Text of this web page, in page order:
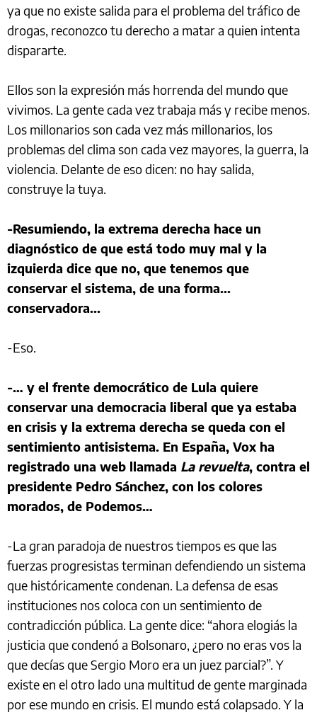
ya que no existe salida para el problema del tráfico de
drogas, reconozco tu derecho a matar a quien intenta
dispararte.
Ellos son la expresión más horrenda del mundo que
vivimos. La gente cada vez trabaja más y recibe menos.
Los millonarios son cada vez más millonarios, los
problemas del clima son cada vez mayores, la guerra, la
violencia. Delante de eso dicen: no hay salida,
construye la tuya.
-Resumiendo, la extrema derecha hace un
diagnóstico de que está todo muy mal y la
izquierda dice que no, que tenemos que
conservar el sistema, de una forma...
conservadora...
-Eso.
-… y el frente democrático de Lula quiere
conservar una democracia liberal que ya estaba
en crisis y la extrema derecha se queda con el
sentimiento antisistema. En España, Vox ha
registrado una web llamada La revuelta, contra el
presidente Pedro Sánchez, con los colores
morados, de Podemos…
-La gran paradoja de nuestros tiempos es que las
fuerzas progresistas terminan defendiendo un sistema
que históricamente condenan. La defensa de esas
instituciones nos coloca con un sentimiento de
contradicción pública. La gente dice: “ahora elogiás la
justicia que condenó a Bolsonaro, ¿pero no eras vos la
que decías que Sergio Moro era un juez parcial?”. Y
existe en el otro lado una multitud de gente marginada
por ese mundo en crisis. El mundo está colapsado. Y la